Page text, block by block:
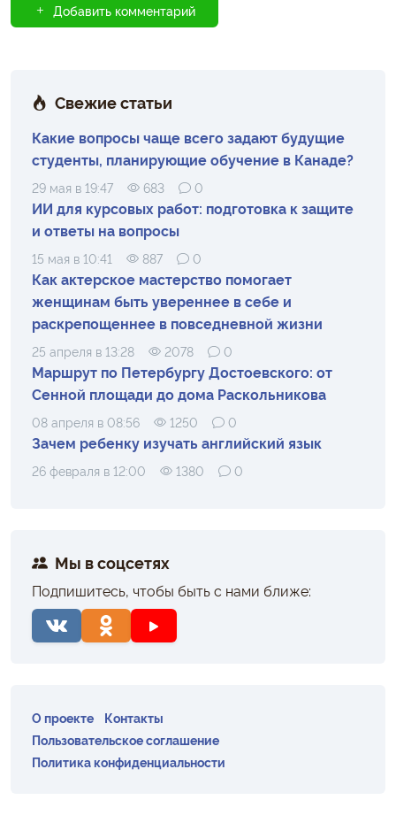
Добавить комментарий
Свежие статьи
Какие вопросы чаще всего задают будущие
студенты, планирующие обучение в Канаде?
29 мая в 19:47 683 0
ИИ для курсовых работ: подготовка к защите
и ответы на вопросы
15 мая в 10:41 887 0
Как актерское мастерство помогает
женщинам быть увереннее в себе и
раскрепощеннее в повседневной жизни
25 апреля в 13:28 2078 0
Маршрут по Петербургу Достоевского: от
Сенной площади до дома Раскольникова
08 апреля в 08:56 1250 0
Зачем ребенку изучать английский язык
26 февраля в 12:00 1380 0
Мы в соцсетях
Подпишитесь, чтобы быть с нами ближе:
О проекте
Контакты
Пользовательское соглашение
Политика конфиденциальности